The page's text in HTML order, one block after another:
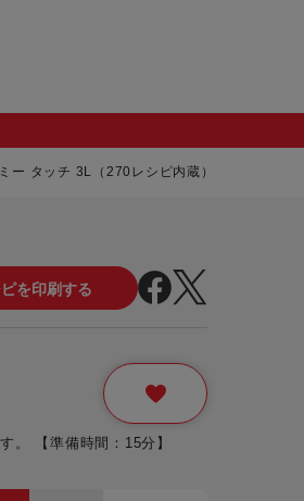
集
ー タッチ 3L（270レシピ内蔵））
。 【準備時間：15分】